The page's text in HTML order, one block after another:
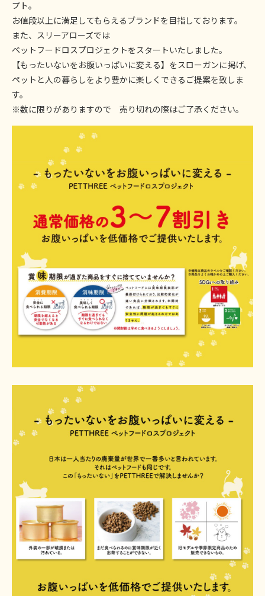
プト。
お値段以上に満足してもらえるブランドを目指しております。
また、スリーアローズでは
ペットフードロスプロジェクトをスタートいたしました。
【もったいないをお腹いっぱいに変える】をスローガンに掲げ、
ペットと人の暮らしをより豊かに楽しくできるご提案を致しま
す。
※数に限りがありますので 売り切れの際はご了承ください。